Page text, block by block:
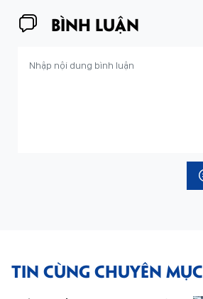
BÌNH LUẬN
TIN CÙNG CHUYÊN MỤC